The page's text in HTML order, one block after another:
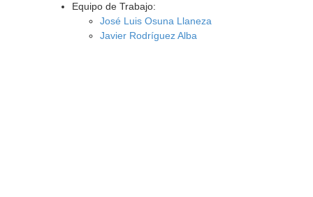
Equipo de Trabajo:
José Luis Osuna Llaneza
Javier Rodríguez Alba